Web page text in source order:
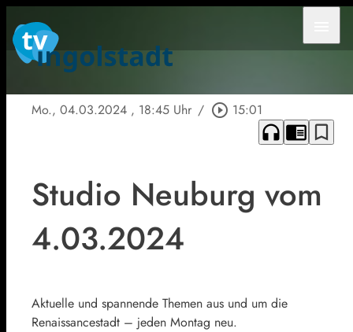
Mo., 04.03.2024 , 18:45 Uhr / play_circle_outline 15:01
headphones chrome_reader_mode bookmark_border
Studio Neuburg vom
4.03.2024
Aktuelle und spannende Themen aus und um die
Renaissancestadt – jeden Montag neu.